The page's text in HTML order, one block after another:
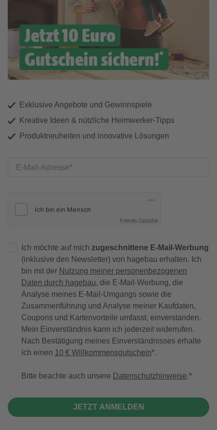
Exklusive Angebote und Gewinnspiele
Kreative Ideen & nützliche Heimwerker-Tipps
Produktneuheiten und innovative Lösungen
E-Mail-Adresse
Friendly Captcha
Ich möchte auf mich zugeschnittene E-Mail-Werbung
(inklusive den Newsletter) von hagebau erhalten. Ich
bin mit der Nutzung meiner personenbezogenen
Daten durch hagebau, die E-Mail-Werbung, die
Analyse meines E-Mail-Umgangs sowie die
Zusammenführung und Analyse meiner Kaufdaten,
Coupons und Kartenvorteile umfasst, einverstanden.
Mein Einverständnis kann ich jederzeit widerrufen.
Nach Bestätigung meines Einverständnisses erhalte
ich einen 10 € Willkommensgutschein*.
Bitte beachte auch unsere Datenschutzhinweise.
JETZT ANMELDEN